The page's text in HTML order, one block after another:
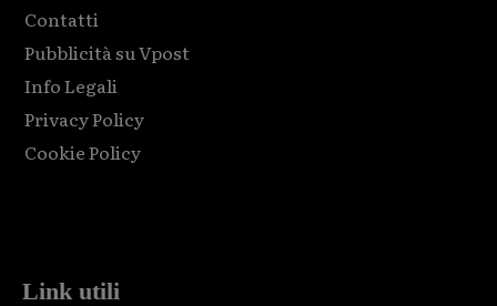
Contatti
Pubblicità su Vpost
Info Legali
Privacy Policy
Cookie Policy
Link utili